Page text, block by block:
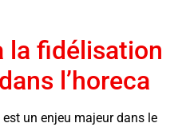
la fidélisation
l’horeca
un enjeu majeur dans le